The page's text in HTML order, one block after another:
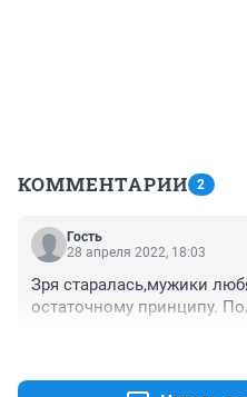
КОММЕНТАРИИ 2
Гость
28 апреля 2022, 18:03
Зря старалась,мужики
остаточному принципу.